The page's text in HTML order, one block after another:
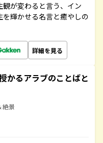
が変わると言う、イン
輝かせる名言と癒やしの
詳細を見る
かるアラブのことばと
絶景